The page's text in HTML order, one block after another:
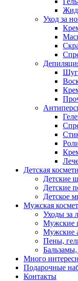
Уход за
Детская
Детские
Детские
Детское
Мужская
Уходы за
Мужские
Мужские
Пены,
Много
Подарочные
Контакты